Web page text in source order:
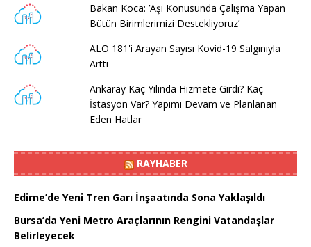
Bakan Koca: ’Aşı Konusunda Çalışma Yapan
Bütün Birimlerimizi Destekliyoruz’
ALO 181'i Arayan Sayısı Kovid-19 Salgınıyla
Arttı
Ankaray Kaç Yılında Hizmete Girdi? Kaç
İstasyon Var? Yapımı Devam ve Planlanan
Eden Hatlar
RAYHABER
Edirne’de Yeni Tren Garı İnşaatında Sona Yaklaşıldı
Bursa’da Yeni Metro Araçlarının Rengini Vatandaşlar
Belirleyecek